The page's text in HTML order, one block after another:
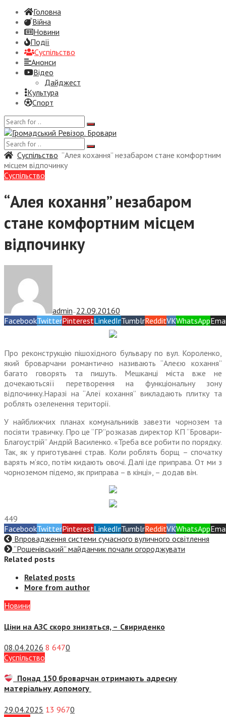
Головна
Війна
Новини
Події
Суспiльство
Анонси
Відео
Дайджест
Культура
Спорт
Суспiльство “Алея кохання” незабаром стане комфортним
місцем відпочинку
Суспiльство
“Алея кохання” незабаром
стане комфортним місцем
відпочинку
admin — 22.09.20160
FacebookTwitterPinterestLinkedInTumblrRedditVKWhatsApp
Про реконструкцію пішохідного бульвару по вул. Короленко,
який броварчани романтично називають “Алеєю кохання”
багато говорять та пишуть. Мешканці міста вже не
дочекаютьсяїї перетворення на функціональну зону
відпочинку.Наразі на “Алеї кохання” викладають плитку та
роблять озеленення території.
У найближчих планах комунальників завезти чорнозем та
посіяти травичку. Про це “ГР”розказав директор КП “Бровари-
Благоустрій” Андрій Василенко. «Треба все робити по порядку.
Так, як у приготуванні страв. Коли роблять борщ – спочатку
варять м’ясо, потім кидають овочі. Далі іде приправа. От ми з
чорноземом підемо, як приправа – в кінці», – додав він.
449
FacebookTwitterPinterestLinkedInTumblrRedditVKWhatsApp
Впровадження системи сучасного вуличного освітлення
“Рошенівський” майданчик почали огороджувати
Related posts
Related posts
More from author
Новини
Ціни на АЗС скоро знизяться, – Свириденко
08.04.2026 8 6470
Суспiльство
Понад 150 броварчан отримають адресну
матеріальну допомогу
29.04.2025 13 9670